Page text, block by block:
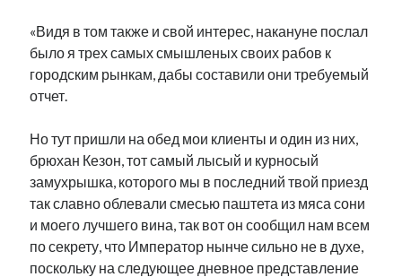
памятники парад клоунов парламент партия поводырь
подкаст потеряны данные пресса программа
рийгикогу
т.х. ильвес
танк фотоотчет экономика экономика эстонии
эстония эстонский язык
Михаил Стальнухин:
«Видя в том также и свой интерес, накануне послал
было я трех самых смышленых своих рабов к
городским рынкам, дабы составили они требуемый
отчет.
Но тут пришли на обед мои клиенты и один из них,
брюхан Кезон, тот самый лысый и курносый
замухрышка, которого мы в последний твой приезд
так славно облевали смесью паштета из мяса сони
и моего лучшего вина, так вот он сообщил нам всем
по секрету, что Император нынче сильно не в духе,
поскольку на следующее дневное представление